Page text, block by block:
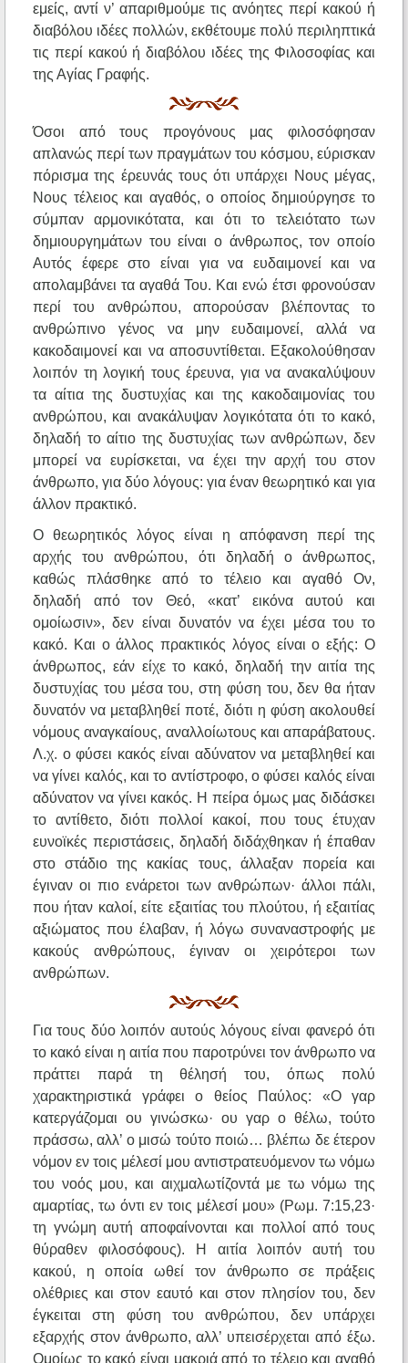
εμείς, αντί ν’ απαριθμούμε τις ανόητες περί κακού ή
διαβόλου ιδέες πολλών, εκθέτουμε πολύ περιληπτικά
τις περί κακού ή διαβόλου ιδέες της Φιλοσοφίας και
της Αγίας Γραφής.
Όσοι από τους προγόνους μας φιλοσόφησαν
απλανώς περί των πραγμάτων του κόσμου, εύρισκαν
πόρισμα της έρευνάς τους ότι υπάρχει Νους μέγας,
Νους τέλειος και αγαθός, ο οποίος δημιούργησε το
σύμπαν αρμονικότατα, και ότι το τελειότατο των
δημιουργημάτων του είναι ο άνθρωπος, τον οποίο
Αυτός έφερε στο είναι για να ευδαιμονεί και να
απολαμβάνει τα αγαθά Του. Και ενώ έτσι φρονούσαν
περί του ανθρώπου, απορούσαν βλέποντας το
ανθρώπινο γένος να μην ευδαιμονεί, αλλά να
κακοδαιμονεί και να αποσυντίθεται. Εξακολούθησαν
λοιπόν τη λογική τους έρευνα, για να ανακαλύψουν
τα αίτια της δυστυχίας και της κακοδαιμονίας του
ανθρώπου, και ανακάλυψαν λογικότατα ότι το κακό,
δηλαδή το αίτιο της δυστυχίας των ανθρώπων, δεν
μπορεί να ευρίσκεται, να έχει την αρχή του στον
άνθρωπο, για δύο λόγους: για έναν θεωρητικό και για
άλλον πρακτικό.
Ο θεωρητικός λόγος είναι η απόφανση περί της
αρχής του ανθρώπου, ότι δηλαδή ο άνθρωπος,
καθώς πλάσθηκε από το τέλειο και αγαθό Ον,
δηλαδή από τον Θεό, «κατ’ εικόνα αυτού και
ομοίωσιν», δεν είναι δυνατόν να έχει μέσα του το
κακό. Και ο άλλος πρακτικός λόγος είναι ο εξής: Ο
άνθρωπος, εάν είχε το κακό, δηλαδή την αιτία της
δυστυχίας του μέσα του, στη φύση του, δεν θα ήταν
δυνατόν να μεταβληθεί ποτέ, διότι η φύση ακολουθεί
νόμους αναγκαίους, αναλλοίωτους και απαράβατους.
Λ.χ. ο φύσει κακός είναι αδύνατον να μεταβληθεί και
να γίνει καλός, και το αντίστροφο, ο φύσει καλός είναι
αδύνατον να γίνει κακός. Η πείρα όμως μας διδάσκει
το αντίθετο, διότι πολλοί κακοί, που τους έτυχαν
ευνοϊκές περιστάσεις, δηλαδή διδάχθηκαν ή έπαθαν
στο στάδιο της κακίας τους, άλλαξαν πορεία και
έγιναν οι πιο ενάρετοι των ανθρώπων· άλλοι πάλι,
που ήταν καλοί, είτε εξαιτίας του πλούτου, ή εξαιτίας
αξιώματος που έλαβαν, ή λόγω συναναστροφής με
κακούς ανθρώπους, έγιναν οι χειρότεροι των
ανθρώπων.
Για τους δύο λοιπόν αυτούς λόγους είναι φανερό ότι
το κακό είναι η αιτία που παροτρύνει τον άνθρωπο να
πράττει παρά τη θέλησή του, όπως πολύ
χαρακτηριστικά γράφει ο θείος Παύλος: «Ο γαρ
κατεργάζομαι ου γινώσκω· ου γαρ ο θέλω, τούτο
πράσσω, αλλ’ ο μισώ τούτο ποιώ… βλέπω δε έτερον
νόμον εν τοις μέλεσί μου αντιστρατευόμενον τω νόμω
του νοός μου, και αιχμαλωτίζοντά με τω νόμω της
αμαρτίας, τω όντι εν τοις μέλεσί μου» (Ρωμ. 7:15,23·
τη γνώμη αυτή αποφαίνονται και πολλοί από τους
θύραθεν φιλοσόφους). Η αιτία λοιπόν αυτή του
κακού, η οποία ωθεί τον άνθρωπο σε πράξεις
ολέθριες και στον εαυτό και στον πλησίον του, δεν
έγκειται στη φύση του ανθρώπου, δεν υπάρχει
εξαρχής στον άνθρωπο, αλλ’ υπεισέρχεται από έξω.
Ομοίως το κακό είναι μακριά από το τέλειο και αγαθό